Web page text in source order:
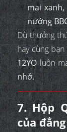
mai
nướng
Dù thưởng
hay cùng
12YOluôn
nhớ.
7. Hộp
của